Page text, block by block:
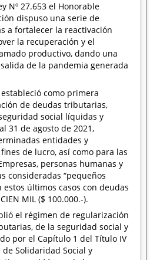
Nº 27.653 el Honorable
dispuso una serie de
a fortalecer la reactivación
la recuperación y el
productivo, dando una
de la pandemia generada
como primera
de deudas tributarias,
social líquidas y
31 de agosto de 2021,
entidades y
de lucro, así como para las
personas humanas y
consideradas “pequeños
estos últimos casos con deudas
MIL ($ 100.000.-).
el régimen de regularización
de la seguridad social y
por el Capítulo 1 del Título IV
de Solidaridad Social y